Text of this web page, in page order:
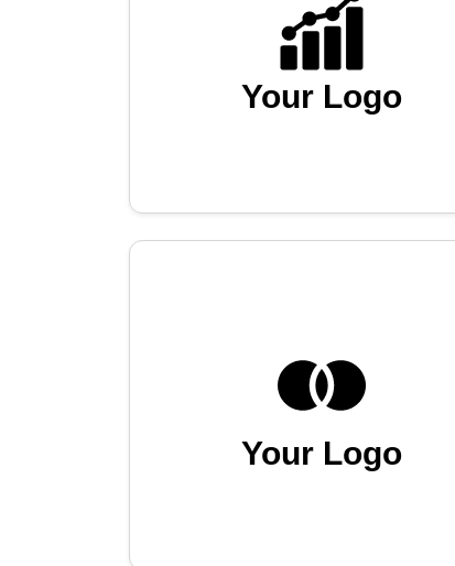
Your Logo
Your Logo